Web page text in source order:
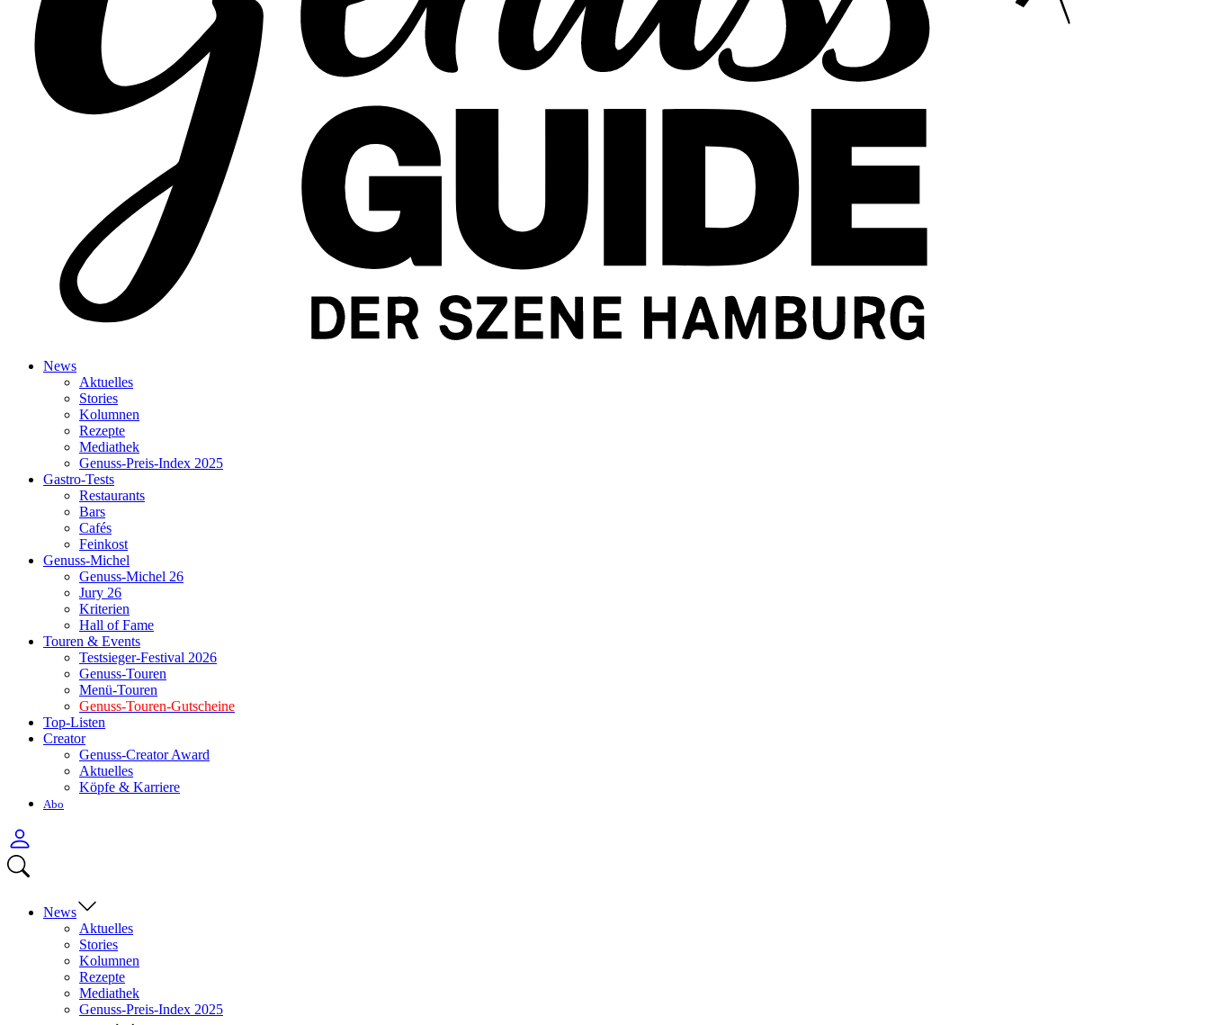
News
Aktuelles
Stories
Kolumnen
Rezepte
Mediathek
Genuss-Preis-Index 2025
Gastro-Tests
Restaurants
Bars
Cafés
Feinkost
Genuss-Michel
Genuss-Michel 26
Jury 26
Kriterien
Hall of Fame
Touren & Events
Testsieger-Festival 2026
Genuss-Touren
Menü-Touren
Genuss-Touren-Gutscheine
Top-Listen
Creator
Genuss-Creator Award
Aktuelles
Köpfe & Karriere
Abo
Anmelden
Menü
öffnen
Suchen
News
Aktuelles
Stories
Kolumnen
Rezepte
Mediathek
Genuss-Preis-Index 2025